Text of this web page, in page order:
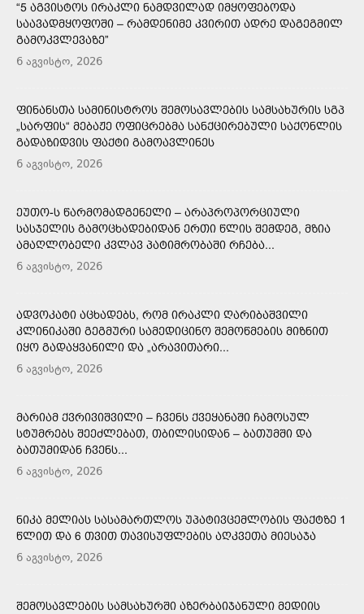
“5 ᲐᲒᲕᲘᲡᲢᲝᲡ ᲘᲠᲐᲙᲚᲘ ᲜᲐᲛᲓᲕᲘᲚᲐᲓ ᲘᲛᲧᲝᲤᲔᲑᲝᲓᲐ
ᲡᲐᲐᲕᲐᲓᲛᲧᲝᲤᲝᲨᲘ – ᲠᲐᲛᲓᲔᲜᲘᲛᲔ ᲙᲕᲘᲠᲘᲗ ᲐᲓᲠᲔ ᲓᲐᲒᲔᲒᲛᲘᲚ
ᲒᲐᲛᲝᲙᲕᲚᲔᲕᲐᲖᲔ”
6 აგვისტო, 2026
ᲤᲘᲜᲐᲜᲡᲗᲐ ᲡᲐᲛᲘᲜᲘᲡᲢᲠᲝᲡ ᲨᲔᲛᲝᲡᲐᲕᲚᲔᲑᲘᲡ ᲡᲐᲛᲡᲐᲮᲣᲠᲘᲡ ᲡᲒᲞ
„ᲡᲐᲠᲤᲘᲡ“ ᲛᲔᲑᲐᲟᲔ ᲝᲤᲘᲪᲠᲔᲑᲛᲐ ᲡᲐᲜᲥᲪᲘᲠᲔᲑᲣᲚᲘ ᲡᲐᲥᲝᲜᲚᲘᲡ
ᲒᲐᲓᲐᲖᲘᲓᲕᲘᲡ ᲤᲐᲥᲢᲘ ᲒᲐᲛᲝᲐᲕᲚᲘᲜᲔᲡ
6 აგვისტო, 2026
ᲔᲣᲗᲝ-Ს ᲬᲐᲠᲛᲝᲛᲐᲓᲒᲔᲜᲔᲚᲘ – ᲐᲠᲐᲞᲠᲝᲞᲝᲠᲪᲘᲣᲚᲘ
ᲡᲐᲡᲯᲔᲚᲘᲡ ᲒᲐᲛᲝᲪᲮᲐᲓᲔᲑᲘᲓᲐᲜ ᲔᲠᲗᲘ ᲬᲚᲘᲡ ᲨᲔᲛᲓᲔᲒ, ᲛᲖᲘᲐ
ᲐᲛᲐᲦᲚᲝᲑᲔᲚᲘ ᲙᲕᲚᲐᲕ ᲞᲐᲢᲘᲛᲠᲝᲑᲐᲨᲘ ᲠᲩᲔᲑᲐ...
6 აგვისტო, 2026
ᲐᲓᲕᲝᲙᲐᲢᲘ ᲐᲪᲮᲐᲓᲔᲑᲡ, ᲠᲝᲛ ᲘᲠᲐᲙᲚᲘ ᲦᲐᲠᲘᲑᲐᲨᲕᲘᲚᲘ
ᲙᲚᲘᲜᲘᲙᲐᲨᲘ ᲒᲔᲒᲛᲣᲠᲘ ᲡᲐᲛᲔᲓᲘᲪᲘᲜᲝ ᲨᲔᲛᲝᲬᲛᲔᲑᲘᲡ ᲛᲘᲖᲜᲘᲗ
ᲘᲧᲝ ᲒᲐᲓᲐᲧᲕᲐᲜᲘᲚᲘ ᲓᲐ „ᲐᲠᲐᲕᲘᲗᲐᲠᲘ...
6 აგვისტო, 2026
ᲛᲐᲠᲘᲐᲛ ᲥᲕᲠᲘᲕᲘᲨᲕᲘᲚᲘ – ᲩᲕᲔᲜᲡ ᲥᲕᲔᲧᲐᲜᲐᲨᲘ ᲩᲐᲛᲝᲡᲣᲚ
ᲡᲢᲣᲛᲠᲔᲑᲡ ᲨᲔᲔᲫᲚᲔᲑᲐᲗ, ᲗᲑᲘᲚᲘᲡᲘᲓᲐᲜ – ᲑᲐᲗᲣᲛᲨᲘ ᲓᲐ
ᲑᲐᲗᲣᲛᲘᲓᲐᲜ ᲩᲕᲔᲜᲡ...
6 აგვისტო, 2026
ᲜᲘᲙᲐ ᲛᲔᲚᲘᲐᲡ ᲡᲐᲡᲐᲛᲐᲠᲗᲚᲝᲡ ᲣᲞᲐᲢᲘᲕᲪᲔᲛᲚᲝᲑᲘᲡ ᲤᲐᲥᲢᲖᲔ 1
ᲬᲚᲘᲗ ᲓᲐ 6 ᲗᲕᲘᲗ ᲗᲐᲕᲘᲡᲣᲤᲚᲔᲑᲘᲡ ᲐᲦᲙᲕᲔᲗᲐ ᲛᲘᲔᲡᲐᲯᲐ
6 აგვისტო, 2026
ᲨᲔᲛᲝᲡᲐᲕᲚᲔᲑᲘᲡ ᲡᲐᲛᲡᲐᲮᲣᲠᲨᲘ ᲐᲖᲔᲠᲑᲐᲘᲯᲐᲜᲣᲚᲘ ᲛᲔᲓᲘᲘᲡ